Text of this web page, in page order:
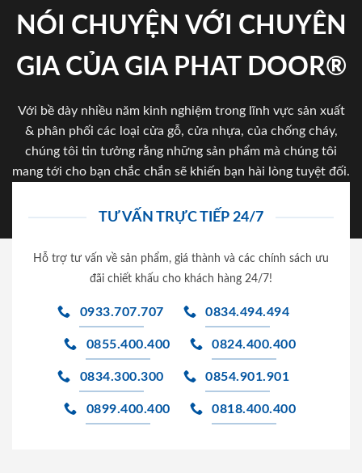
NÓI CHUYỆN VỚI CHUYÊN
GIA CỦA GIA PHAT DOOR®
Với bề dày nhiều năm kinh nghiệm trong lĩnh vực sản xuất
& phân phối các loại cửa gỗ, cửa nhựa, của chống cháy,
chúng tôi tin tưởng rằng những sản phẩm mà chúng tôi
mang tới cho bạn chắc chắn sẽ khiến bạn hài lòng tuyệt đối.
TƯ VẤN TRỰC TIẾP 24/7
Hỗ trợ tư vấn về sản phẩm, giá thành và các chính sách ưu
đãi chiết khấu cho khách hàng 24/7!
0933.707.707 0834.494.494
0855.400.400 0824.400.400
0834.300.300 0854.901.901
0899.400.400 0818.400.400